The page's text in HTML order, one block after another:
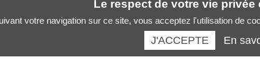
Le respect de votre vie privée
votre navigation sur ce site, vous acceptez l'utilisation de
J'ACCEPTE En